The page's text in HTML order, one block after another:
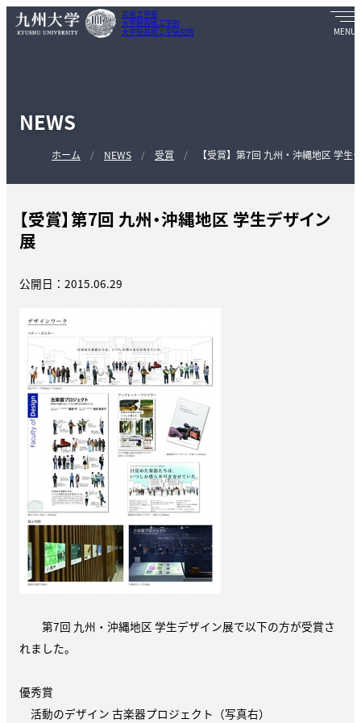
芸術工学部
大学院芸術工学府
大学院芸術工学研究院
NEWS
ホーム NEWS 受賞 【受賞】第7回 九州・沖縄地区 学生
【受賞】第7回 九州・沖縄地区 学生デザイン
展
公開日：2015.06.29
第7回 九州・沖縄地区 学生デザイン展で以下の方が受賞さ
れました。
優秀賞
活動のデザイン 古楽器プロジェクト（写真右）